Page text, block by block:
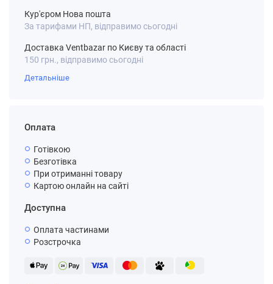
Кур'єром Нова пошта
За тарифами НП, відправимо сьогодні
Доставка Ventbazar по Києву та області
150 грн., відправимо сьогодні
Детальніше
Оплата
Готівкою
Безготівка
При отриманні товару
Картою онлайн на сайті
Доступна
Оплата частинами
Розстрочка